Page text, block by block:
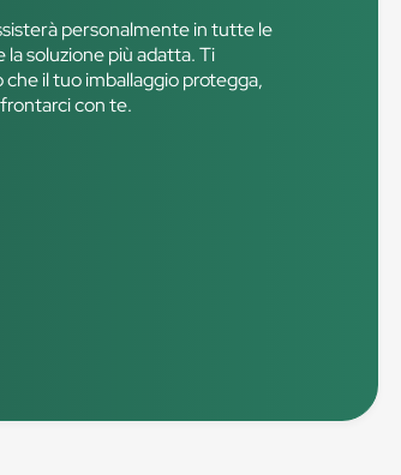
personalmente in tutte le
soluzione più adatta. Ti
il tuo imballaggio protegga,
con te.